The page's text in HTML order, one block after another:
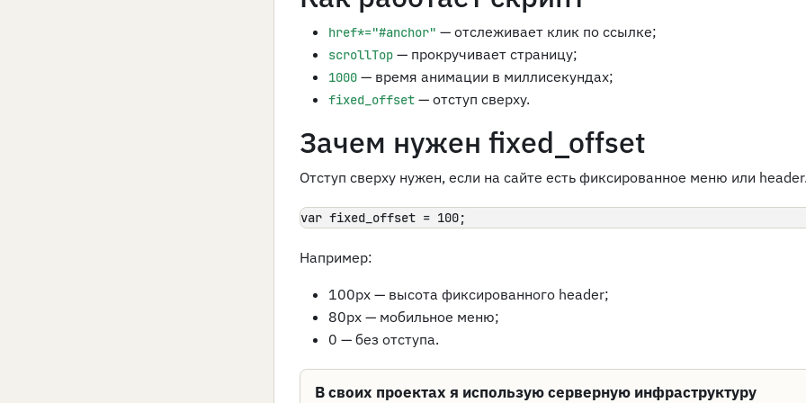
href*="#anchor" — отслеживает клик по ссылке;
scrollTop — прокручивает страницу;
1000 — время анимации в миллисекундах;
fixed_offset — отступ сверху.
Зачем нужен fixed_offset
Отступ сверху нужен, если на сайте есть фиксированное меню или
var fixed_offset = 100;
Например:
100px — высота фиксированного header;
80px — мобильное меню;
0 — без отступа.
В своих проектах я использую серверную инфраструктуру